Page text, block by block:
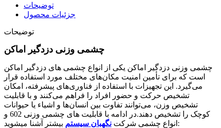
توضیحات
جزئیات محصول
توضیحات
چشمی وزنی دزدگیر اماکن یکی از انواع چشمی های دزدگیر اماکن
است که برای تأمین امنیت مکان‌های مختلف مورد استفاده قرار
می‌گیرد. این تجهیزات با استفاده از فناوری‌های پیشرفته، امکان
تشخیص حرکت و حضور افراد را فراهم می‌کنند و با قابلیت
تشخیص وزن، می‌توانند تفاوت بین انسان‌ها و اشیاء یا حیوانات
کوچک را تشخیص دهند.در ادامه با قابلیت های چشمی وزنی 602 و
انواع چشمی شرکت نگهبان سیستم بیشتر آشنا میشوید: